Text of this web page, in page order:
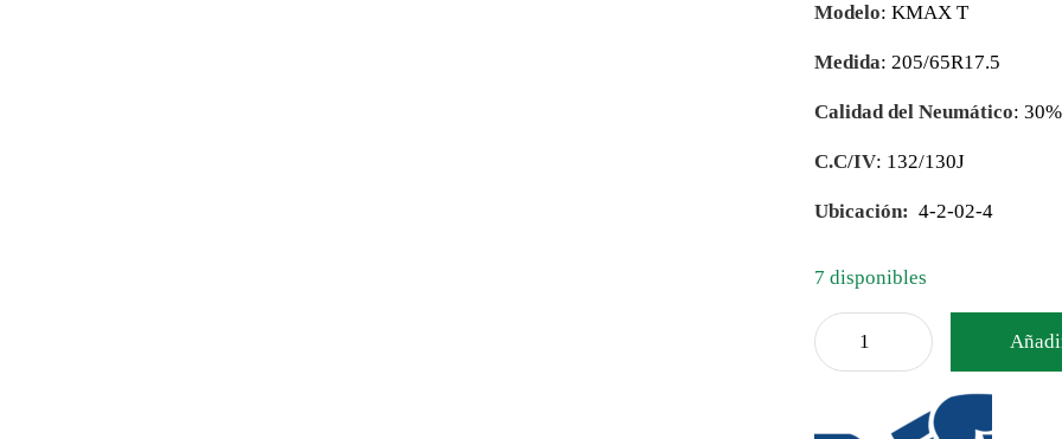
Modelo: KMAX T
Medida: 205/65R17.5
Calidad del Neumático: 30%
C.C/IV: 132/130J
Ubicación: 4-2-02-4
7 disponibles